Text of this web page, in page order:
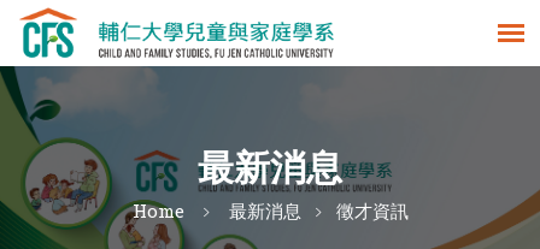
最新消息
Home 最新消息 徵才資訊